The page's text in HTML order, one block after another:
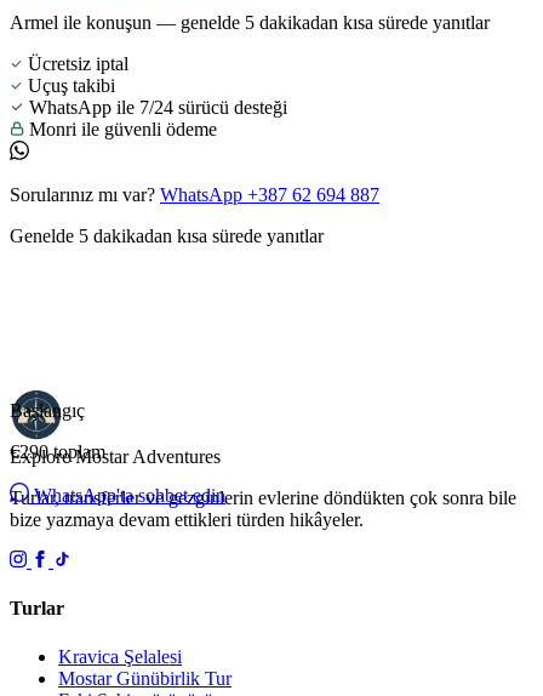
Armel ile konuşun — genelde 5 dakikadan kısa sürede yanıtlar
Ücretsiz iptal
Uçuş takibi
WhatsApp ile 7/24 sürücü desteği
Monri ile güvenli ödeme
Sorularınız mı var? WhatsApp +387 62 694 887
Genelde 5 dakikadan kısa sürede yanıtlar
Başlangıç
€290toplam
WhatsApp'ta sohbet edin
Explore MostarAdventures
Turlar, transferler ve gezginlerin evlerine döndükten çok sonra bile
bize yazmaya devam ettikleri türden hikâyeler.
Turlar
Kravica Şelalesi
Mostar Günübirlik Tur